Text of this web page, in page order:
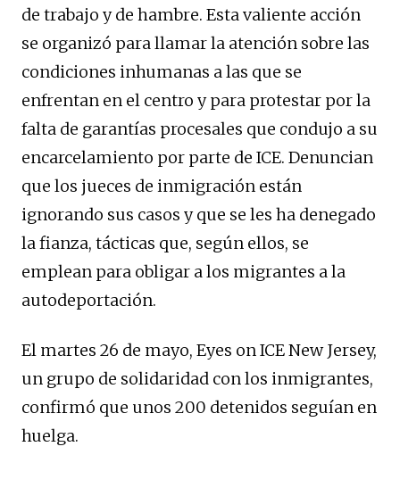
de trabajo y de hambre. Esta valiente acción
se organizó para llamar la atención sobre las
condiciones inhumanas a las que se
enfrentan en el centro y para protestar por la
falta de garantías procesales que condujo a su
encarcelamiento por parte de ICE. Denuncian
que los jueces de inmigración están
ignorando sus casos y que se les ha denegado
la fianza, tácticas que, según ellos, se
emplean para obligar a los migrantes a la
autodeportación.
El martes 26 de mayo, Eyes on ICE New Jersey,
un grupo de solidaridad con los inmigrantes,
confirmó que unos 200 detenidos seguían en
huelga.